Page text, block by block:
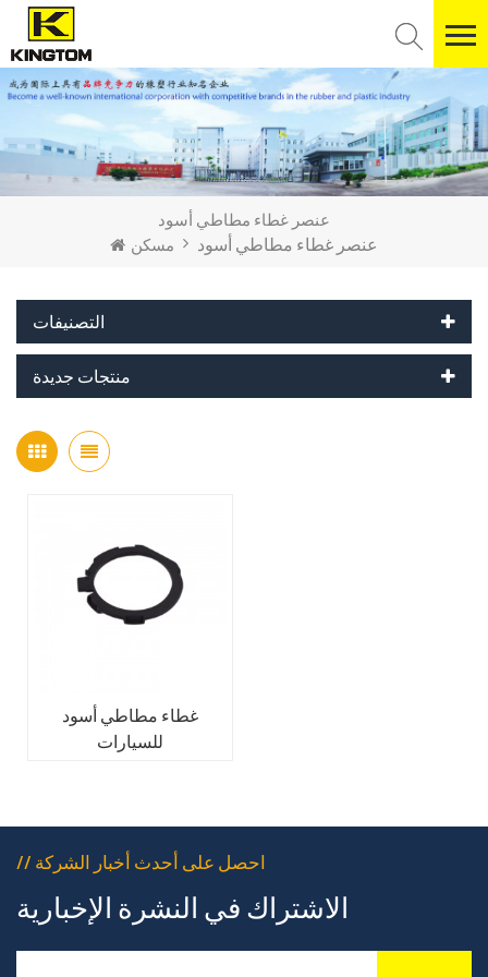
عنصر غطاء مطاطي أسود
مسكن
عنصر غطاء مطاطي أسود
التصنيفات
منتجات جديدة
غطاء مطاطي أسود
للسيارات
// احصل على أحدث أخبار الشركة
الاشتراك في النشرة الإخبارية